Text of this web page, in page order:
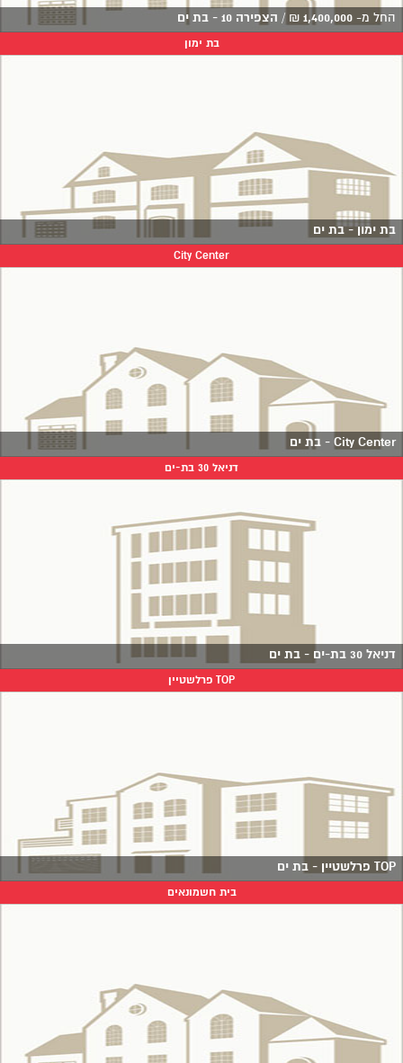
החל מ- 1,400,000
₪
/ הצפירה 10 - בת ים
בת ימון
בת ימון - בת ים
City Center
City Center - בת ים
דניאל 30 בת-ים
דניאל 30 בת-ים - בת ים
TOP פרלשטיין
TOP פרלשטיין - בת ים
בית חשמונאים